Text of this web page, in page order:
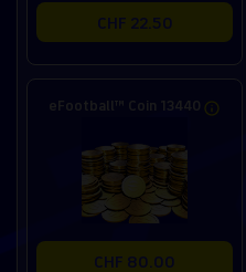
CHF 22.50
eFootball™ Coin 13440
CHF 80.00